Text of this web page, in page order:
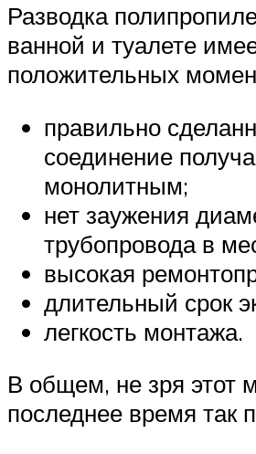
Разводка
ванной и туалете
положительных
правильно
соединение
монолитным;
нет заужения
трубопровода в
высокая
длительный срок
легкость монтажа.
В общем, не зря этот
последнее время так